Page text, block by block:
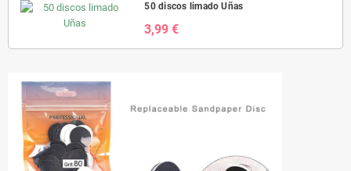
50 discos limado Uñas
3,99 €